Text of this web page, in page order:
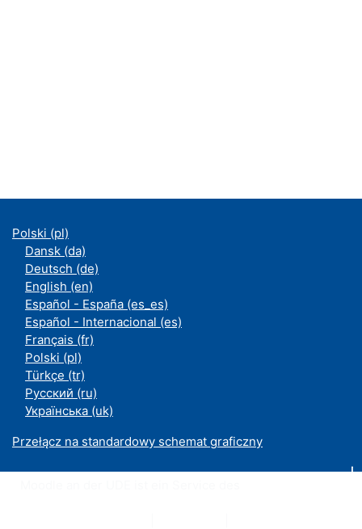
Polski ‎(pl)‎
Dansk ‎(da)‎
Deutsch ‎(de)‎
English ‎(en)‎
Español - España ‎(es_es)‎
Español - Internacional ‎(es)‎
Français ‎(fr)‎
Polski ‎(pl)‎
Türkçe ‎(tr)‎
Русский ‎(ru)‎
Українська ‎(uk)‎
Przełącz na standardowy schemat graficzny